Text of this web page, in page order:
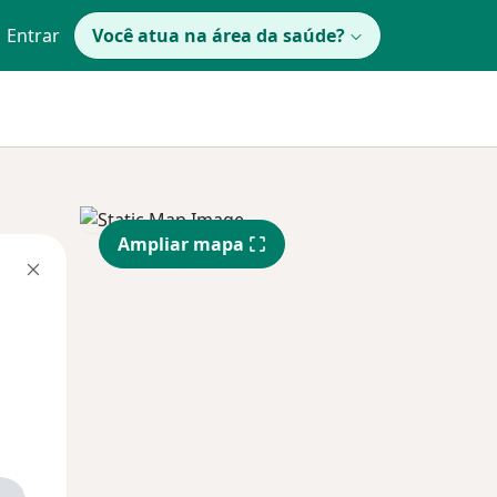
Entrar Você atua na área da saúde?
Ampliar mapa